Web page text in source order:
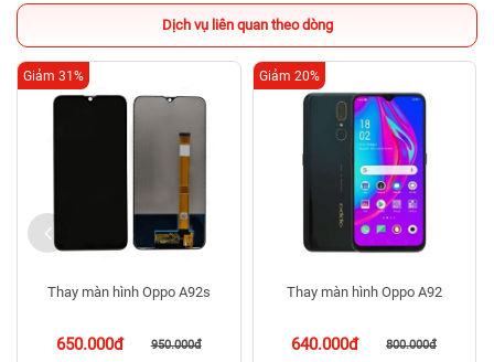
Dịch vụ liên quan theo dòng
Thay màn hình Oppo A92s
650.000đ 950.000đ
Giảm 31%
Thay màn hình Oppo A92
640.000đ 800.000đ
Giảm 20%